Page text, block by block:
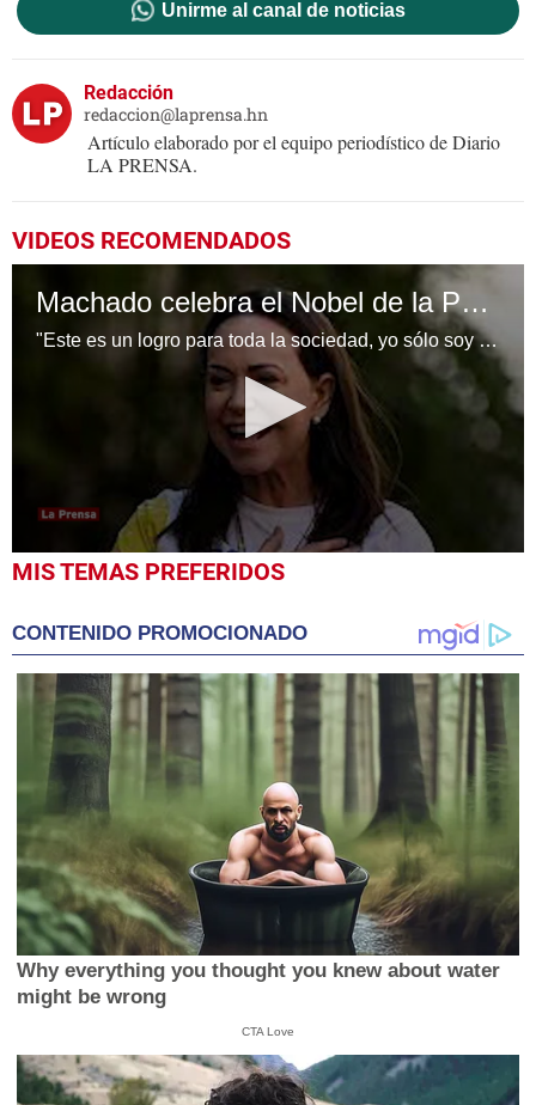
Unirme al canal de noticias
Redacción
redaccion@laprensa.hn
Artículo elaborado por el equipo periodístico de Diario
LA PRENSA.
VIDEOS RECOMENDADOS
Machado celebra el Nobel de la Paz como símbolo de esperanza para el país
"Este es un logro para toda la sociedad, yo sólo soy una persona, no lo merezco", afirmó Machado en una conversación telefónica difundida por la fundación Nobel
0
seconds
seconds
MIS TEMAS PREFERIDOS
CONTENIDO PROMOCIONADO
Why everything you thought you knew about water
might be wrong
CTA Love